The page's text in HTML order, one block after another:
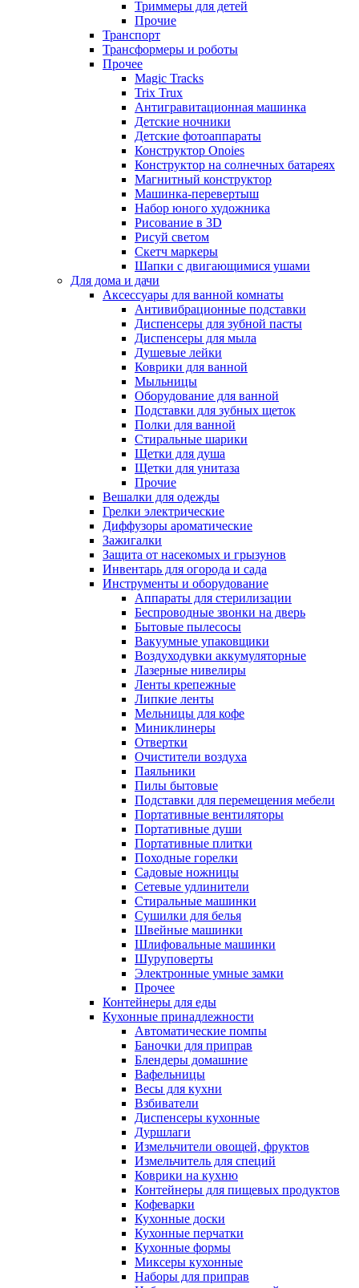
Триммеры для детей
Прочие
Транспорт
Трансформеры и роботы
Прочее
Magic Tracks
Trix Trux
Антигравитационная машинка
Детские ночники
Детские фотоаппараты
Конструктор Onoies
Конструктор на солнечных батареях
Магнитный конструктор
Машинка-перевертыш
Набор юного художника
Рисование в 3D
Рисуй светом
Скетч маркеры
Шапки с двигающимися ушами
Для дома и дачи
Аксессуары для ванной комнаты
Антивибрационные подставки
Диспенсеры для зубной пасты
Диспенсеры для мыла
Душевые лейки
Коврики для ванной
Мыльницы
Оборудование для ванной
Подставки для зубных щеток
Полки для ванной
Стиральные шарики
Щетки для душа
Щетки для унитаза
Прочие
Вешалки для одежды
Грелки электрические
Диффузоры ароматические
Зажигалки
Защита от насекомых и грызунов
Инвентарь для огорода и сада
Инструменты и оборудование
Аппараты для стерилизации
Беспроводные звонки на дверь
Бытовые пылесосы
Вакуумные упаковщики
Воздуходувки аккумуляторные
Лазерные нивелиры
Ленты крепежные
Липкие ленты
Мельницы для кофе
Миниклинеры
Отвертки
Очистители воздуха
Паяльники
Пилы бытовые
Подставки для перемещения мебели
Портативные вентиляторы
Портативные души
Портативные плитки
Походные горелки
Садовые ножницы
Сетевые удлинители
Стиральные машинки
Сушилки для белья
Швейные машинки
Шлифовальные машинки
Шуруповерты
Электронные умные замки
Прочее
Контейнеры для еды
Кухонные принадлежности
Автоматические помпы
Баночки для приправ
Блендеры домашние
Вафельницы
Весы для кухни
Взбиватели
Диспенсеры кухонные
Дуршлаги
Измельчители овощей, фруктов
Измельчитель для специй
Коврики на кухню
Контейнеры для пищевых продуктов
Кофеварки
Кухонные доски
Кухонные перчатки
Кухонные формы
Миксеры кухонные
Наборы для приправ